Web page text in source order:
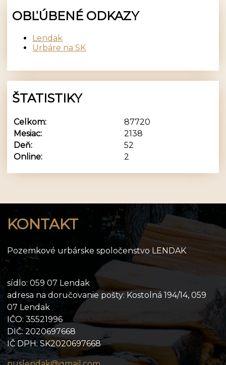
OBĽÚBENÉ ODKAZY
Lendak
Urbáre na SK
ŠTATISTIKY
Online: 2
Celkom:
87720
Mesiac:
2138
Deň:
52
KONTAKT
Pozemkové urbárske spoločenstvo LENDAK
sídlo: 059 07 Lendak
adresa na doručovanie pošty: Kostolná 194/14, 059
07 Lendak
IČO: 35521996
DIČ: 2020697668
IČ DPH: SK2020697668